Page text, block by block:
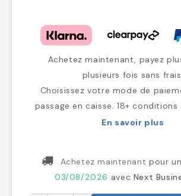
Achetez maintenant, payez
plusieurs fois sans
Choisissez votre mode de
passage en caisse. 18+
En savoir plus
Achetez maintenant pour
03/08/2026 avec Next